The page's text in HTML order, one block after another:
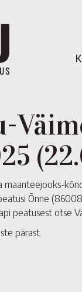
maanteejooks-
Õnne
peatusest otse
pärast.